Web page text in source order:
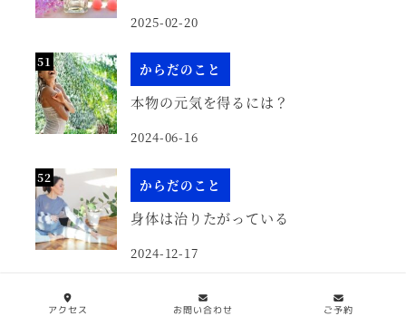
2025-02-20
からだのこと
本物の元気を得るには？
2024-06-16
からだのこと
身体は治りたがっている
2024-12-17
アクセス お問い合わせ ご予約